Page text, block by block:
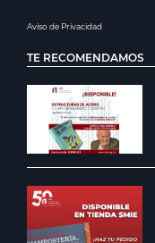
Aviso de Privacidad
TE RECOMENDAMOS